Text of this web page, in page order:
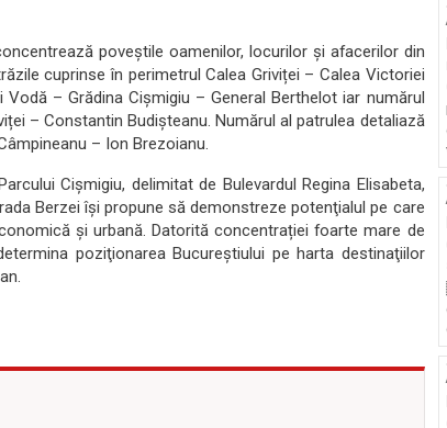
poveștile oamenilor, locurilor și afacerilor din
cuprinse în perimetrul Calea Griviței – Calea Victoriei
– Grădina Cișmigiu – General Berthelot iar numărul
– Constantin Budișteanu. Numărul al patrulea detaliază
– Ion Brezoianu.
Cișmigiu, delimitat de Bulevardul Regina Elisabeta,
Berzei își propune să demonstreze potenţialul pe care
și urbană. Datorită concentrației foarte mare de
poziţionarea Bucureștiului pe harta destinaţiilor